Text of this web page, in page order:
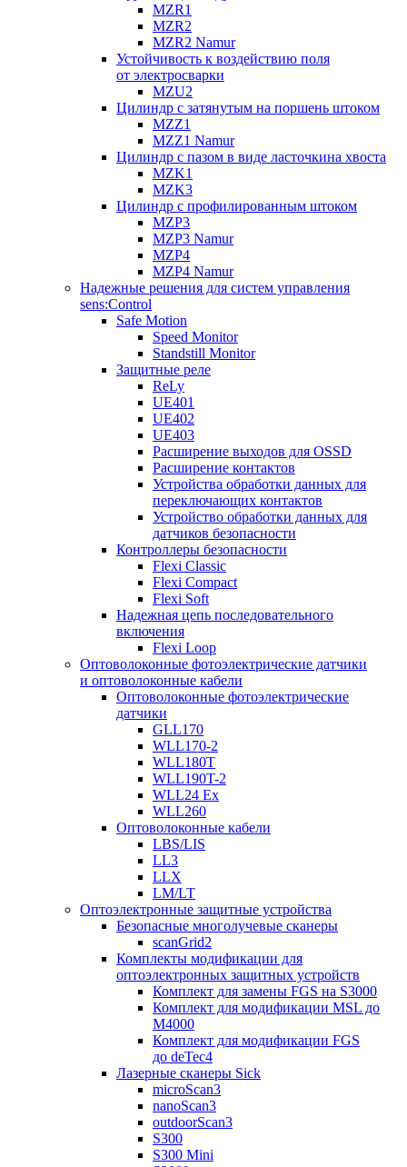
MZR1
MZR2
MZR2 Namur
Устойчивость к воздействию поля
от электросварки
MZU2
Цилиндр с затянутым на поршень штоком
MZZ1
MZZ1 Namur
Цилиндр с пазом в виде ласточкина хвоста
MZK1
MZK3
Цилиндр с профилированным штоком
MZP3
MZP3 Namur
MZP4
MZP4 Namur
Надежные решения для систем управления
sens:Control
Safe Motion
Speed Monitor
Standstill Monitor
Защитные реле
ReLy
UE401
UE402
UE403
Расширение выходов для OSSD
Расширение контактов
Устройства обработки данных для
переключающих контактов
Устройство обработки данных для
датчиков безопасности
Контроллеры безопасности
Flexi Classic
Flexi Compact
Flexi Soft
Надежная цепь последовательного
включения
Flexi Loop
Оптоволоконные фотоэлектрические датчики
и оптоволоконные кабели
Оптоволоконные фотоэлектрические
датчики
GLL170
WLL170-2
WLL180T
WLL190T-2
WLL24 Ex
WLL260
Оптоволоконные кабели
LBS/LIS
LL3
LLX
LM/LT
Оптоэлектронные защитные устройства
Безопасные многолучевые сканеры
scanGrid2
Комплекты модификации для
оптоэлектронных защитных устройств
Комплект для замены FGS на S3000
Комплект для модификации MSL до
M4000
Комплект для модификации FGS
до deTec4
Лазерные сканеры Sick
microScan3
nanoScan3
outdoorScan3
S300
S300 Mini